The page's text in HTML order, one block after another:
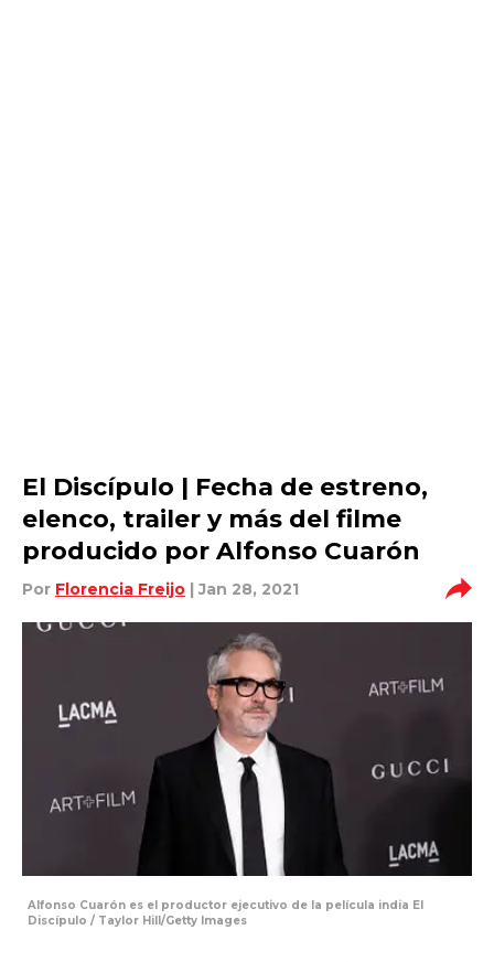
El Discípulo | Fecha de estreno,
elenco, trailer y más del filme
producido por Alfonso Cuarón
Por Florencia Freijo | Jan 28, 2021
Alfonso Cuarón es el productor ejecutivo de la película india El
Discípulo / Taylor Hill/Getty Images